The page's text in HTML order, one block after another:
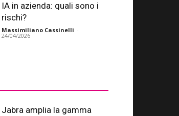
IA in azienda: quali sono i
rischi?
Massimiliano Cassinelli -
24/04/2026
Jabra amplia la gamma